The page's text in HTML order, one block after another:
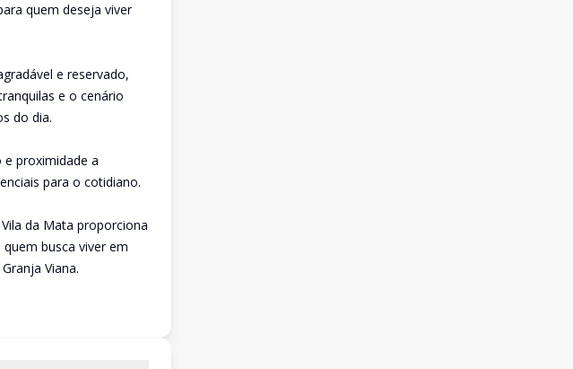
quem deseja viver
e reservado,
e o cenário
do dia.
e proximidade a
para o cotidiano.
da Mata proporciona
busca viver em
Viana.